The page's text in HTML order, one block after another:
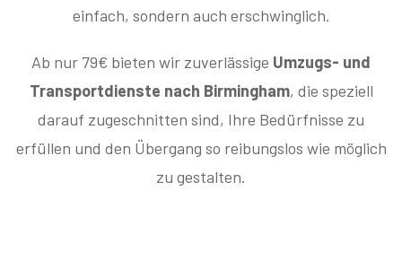
einfach, sondern auch erschwinglich.
Ab nur 79€ bieten wir zuverlässige Umzugs- und
Transportdienste nach Birmingham, die speziell
darauf zugeschnitten sind, Ihre Bedürfnisse zu
erfüllen und den Übergang so reibungslos wie möglich
zu gestalten.